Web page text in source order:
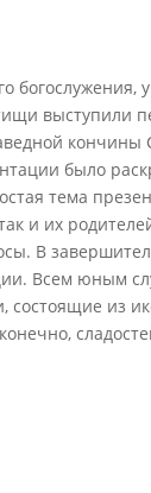
выступили
кончины
было
тема
и их
В
Всем юным
состоящие из